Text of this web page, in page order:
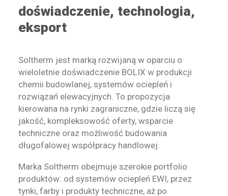
doświadczenie, technologia,
eksport
Soltherm jest marką rozwijaną w oparciu o
wieloletnie doświadczenie BOLIX w produkcji
chemii budowlanej, systemów ociepleń i
rozwiązań elewacyjnych. To propozycja
kierowana na rynki zagraniczne, gdzie liczą się
jakość, kompleksowość oferty, wsparcie
techniczne oraz możliwość budowania
długofalowej współpracy handlowej.
Marka Soltherm obejmuje szerokie portfolio
produktów: od systemów ociepleń EWI, przez
tynki, farby i produkty techniczne, aż po